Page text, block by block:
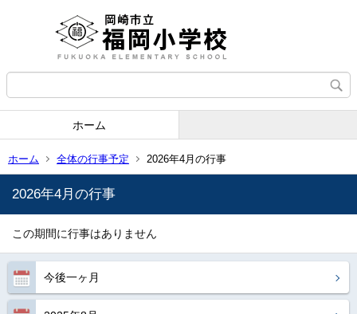
ホーム
ホーム 全体の行事予定 2026年4月の行事
今後一ヶ月
2026年4月の行事
この期間に行事はありません